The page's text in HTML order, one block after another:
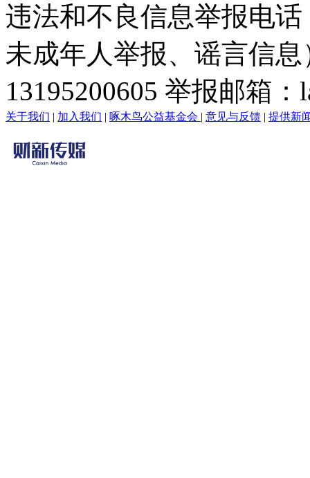
违法和不良信息举报电
未成年人举报、谣言信
13195200605 举报邮箱
关于我们 | 加入我们 | 啄木鸟公益基金会 | 意见与反馈 | 提供新